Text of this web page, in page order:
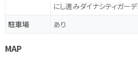
にし進みダイナシティガーデ
駐車場
あり
MAP